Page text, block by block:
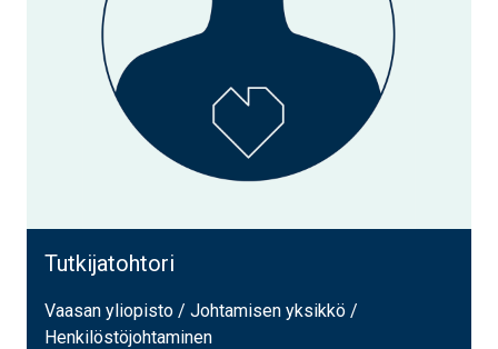
Tutkijatohtori
Vaasan yliopisto / Johtamisen yksikkö /
Henkilöstöjohtaminen